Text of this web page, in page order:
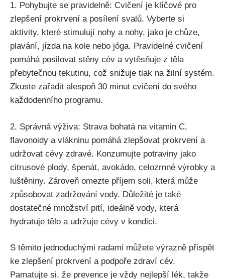
1. Pohybujte se pravidelně: Cvičení je klíčové pro
zlepšení prokrvení a posílení svalů. Vyberte si
aktivity, ⁣které stimulují⁣ nohy⁢ a nohy, jako je chůze,
plavání, jízda‍ na kole‌ nebo jóga. Pravidelné cvičení
pomáhá posilovat ​stěny cév a vytěsňuje z těla
přebytečnou tekutinu, což snižuje ​tlak na žilní systém.
Zkuste zařadit alespoň ⁣30 ⁤minut‌ cvičení ⁣do svého
každodenního ⁢programu.
2. Správná​ výživa: ⁣Strava bohatá na vitamin C,
flavonoidy a​ vlákninu⁣ pomáhá zlepšovat prokrvení a
⁣udržovat cévy zdravé. ‌Konzumujte potraviny jako
citrusové⁢ plody, špenát, ⁢avokádo, celozrnné výrobky a
luštěniny. Zároveň omezte ​příjem soli, která může
způsobovat zadržování vody. Důležité je také
dostatečné množství pití, ideálně vody, která
hydratuje tělo a udržuje cévy v kondici.
S těmito jednoduchými radami můžete výrazně přispět
ke zlepšení ‍prokrvení a ‌podpoře zdraví cév.
Pamatujte si, že prevence ⁣je⁤ vždy ⁣nejlepší‍ lék, takže